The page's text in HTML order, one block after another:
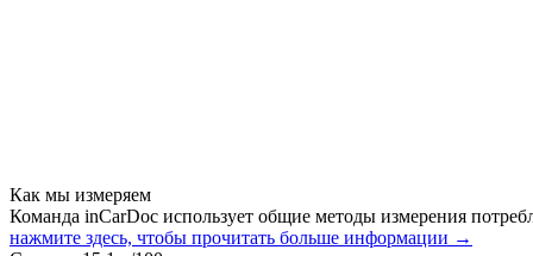
Как мы измеряем
Команда inCarDoc использует общие методы измерения
нажмите здесь, чтобы прочитать больше информации →